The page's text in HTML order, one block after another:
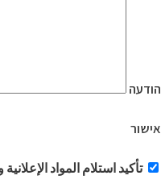
הודעה
אישור
تأكيد استلام المواد